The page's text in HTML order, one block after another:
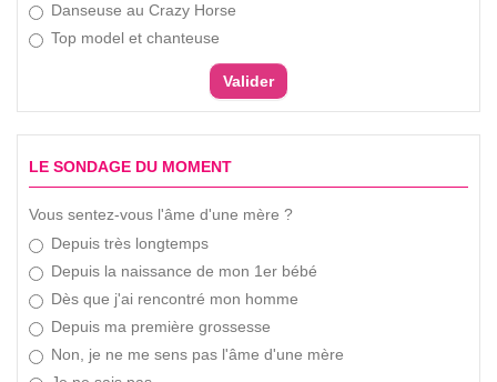
Danseuse au Crazy Horse
Top model et chanteuse
LE SONDAGE DU MOMENT
Vous sentez-vous l'âme d'une mère ?
Depuis très longtemps
Depuis la naissance de mon 1er bébé
Dès que j'ai rencontré mon homme
Depuis ma première grossesse
Non, je ne me sens pas l'âme d'une mère